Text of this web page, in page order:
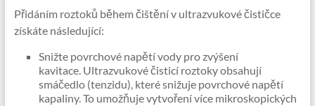
Přidáním roztoků během čištění v ultrazvukové čističce
získáte následující:
Snižte povrchové napětí vody pro zvýšení
kavitace. Ultrazvukové čisticí roztoky obsahují
smáčedlo (tenzidu), které snižuje povrchové napětí
kapaliny. To umožňuje vytvoření více mikroskopických